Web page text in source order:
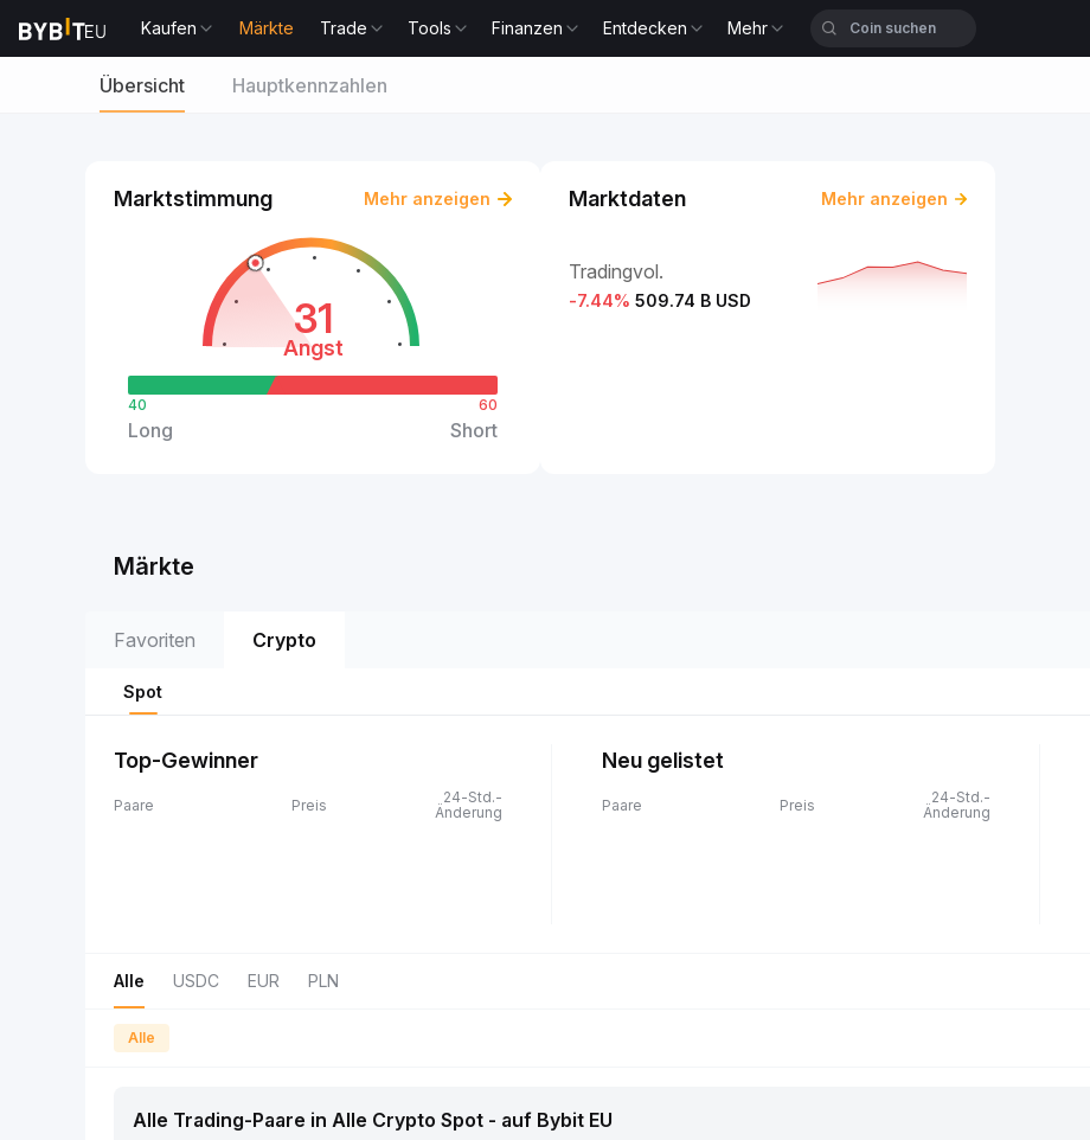
Kaufen Märkte Trade Tools Finanzen Entdecken Mehr
Übersicht Hauptkennzahlen
Marktstimmung Mehr anzeigen
31
Angst
40
Long
60
Short
Marktdaten Mehr anzeigen
Tradingvol.
-7.44% 509.74 B USD
Märkte
Favoriten Crypto
Spot
Top-Gewinner
Paare Preis
24-Std.-
Änderung
Neu gelistet
Paare Preis
24-Std.-
Änderung
Alle USDC EUR PLN
Alle
Alle Trading-Paare in Alle Crypto Spot - auf Bybit EU